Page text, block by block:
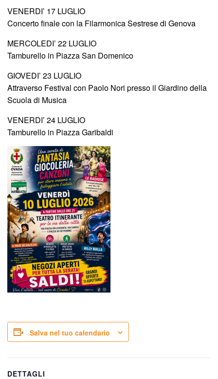
VENERDI’ 17 LUGLIO
Concerto finale con la Filarmonica Sestrese di Genova
MERCOLEDI’ 22 LUGLIO
Tamburello in Piazza San Domenico
GIOVEDI’ 23 LUGLIO
Attraverso Festival con Paolo Nori presso il Giardino della
Scuola di Musica
VENERDI’ 24 LUGLIO
Tamburello in Piazza Garibaldi
Salva nel tuo calendario
DETTAGLI